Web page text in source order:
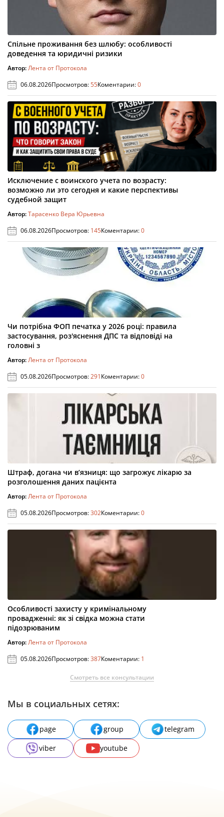
Спільне проживання без шлюбу: особливості
доведення та юридичні ризики
Автор:Лента от Протокола
06.08.2026Просмотров:55Коментарии:0
Исключение с воинского учета по возрасту:
возможно ли это сегодня и какие перспективы
судебной защит
Автор:Тарасенко Вера Юрьевна
06.08.2026Просмотров: 145Коментарии:0
Чи потрібна ФОП печатка у 2026 році: правила
застосування, роз'яснення ДПС та відповіді на
головні з
Автор:Лента от Протокола
05.08.2026Просмотров:291Коментарии:0
Штраф, догана чи в’язниця: що загрожує лікарю за
розголошення даних пацієнта
Автор:Лента от Протокола
05.08.2026Просмотров:302Коментарии:0
Особливості захисту у кримінальному
провадженні: як зі свідка можна стати
підозрюваним
Автор:Лента от Протокола
05.08.2026Просмотров:387Коментарии: 1
Смотреть все консультации
Мы в социальных сетях:
page group
telegram
viber
youtube